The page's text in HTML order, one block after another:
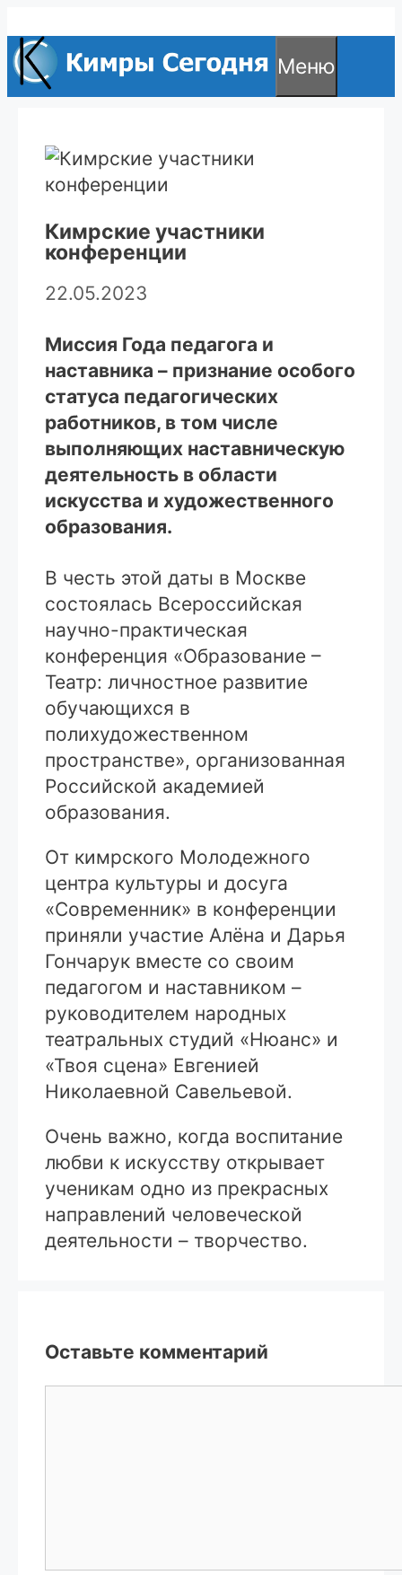
к
содержимому
Меню
Кимрские участники
конференции
22.05.2023
Миссия Года педагога и
наставника – признание особого
статуса педагогических
работников, в том числе
выполняющих наставническую
деятельность в области
искусства и художественного
образования.
В честь этой даты в Москве
состоялась Всероссийская
научно-практическая
конференция «Образование –
Театр: личностное развитие
обучающихся в
полихудожественном
пространстве», организованная
Российской академией
образования.
От кимрского Молодежного
центра культуры и досуга
«Современник» в конференции
приняли участие Алёна и Дарья
Гончарук вместе со своим
педагогом и наставником –
руководителем народных
театральных студий «Нюанс» и
«Твоя сцена» Евгенией
Николаевной Савельевой.
Очень важно, когда воспитание
любви к искусству открывает
ученикам одно из прекрасных
направлений человеческой
деятельности – творчество.
Оставьте комментарий